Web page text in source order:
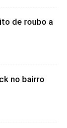
de roubo a
no bairro